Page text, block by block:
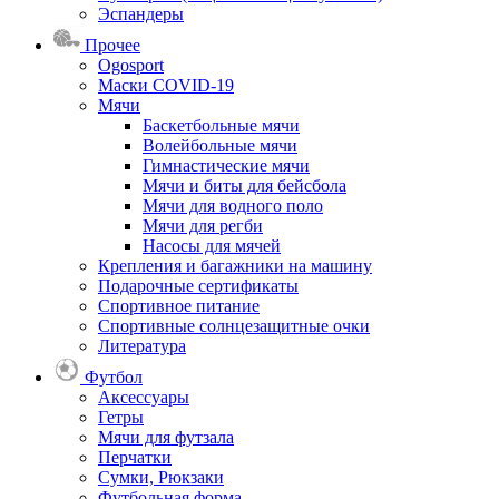
Эспандеры
Прочее
Ogosport
Маски COVID-19
Мячи
Баскетбольные мячи
Волейбольные мячи
Гимнастические мячи
Мячи и биты для бейсбола
Мячи для водного поло
Мячи для регби
Насосы для мячей
Крепления и багажники на машину
Подарочные сертификаты
Спортивное питание
Спортивные солнцезащитные очки
Литература
Футбол
Аксессуары
Гетры
Мячи для футзала
Перчатки
Сумки, Рюкзаки